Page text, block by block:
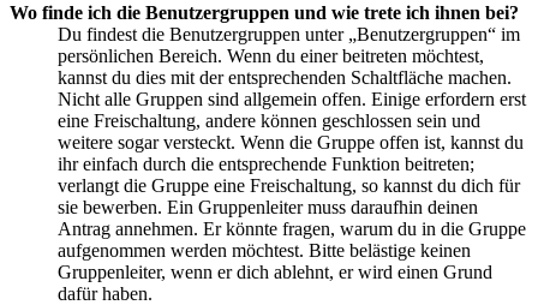
Wo finde ich die Benutzergruppen und wie trete ich ihnen bei?
Du findest die Benutzergruppen unter „Benutzergruppen“ im
persönlichen Bereich. Wenn du einer beitreten möchtest,
kannst du dies mit der entsprechenden Schaltfläche machen.
Nicht alle Gruppen sind allgemein offen. Einige erfordern erst
eine Freischaltung, andere können geschlossen sein und
weitere sogar versteckt. Wenn die Gruppe offen ist, kannst du
ihr einfach durch die entsprechende Funktion beitreten;
verlangt die Gruppe eine Freischaltung, so kannst du dich für
sie bewerben. Ein Gruppenleiter muss daraufhin deinen
Antrag annehmen. Er könnte fragen, warum du in die Gruppe
aufgenommen werden möchtest. Bitte belästige keinen
Gruppenleiter, wenn er dich ablehnt, er wird einen Grund
dafür haben.